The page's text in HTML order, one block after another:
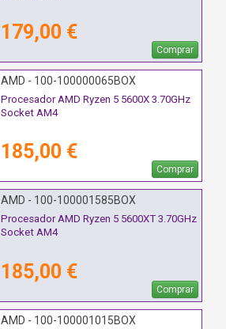
179,00 €
Comprar
AMD - 100-100000065BOX
Procesador AMD Ryzen 5 5600X 3.70GHz
Socket AM4
185,00 €
Comprar
AMD - 100-100001585BOX
Procesador AMD Ryzen 5 5600XT 3.70GHz
Socket AM4
185,00 €
Comprar
AMD - 100-100001015BOX